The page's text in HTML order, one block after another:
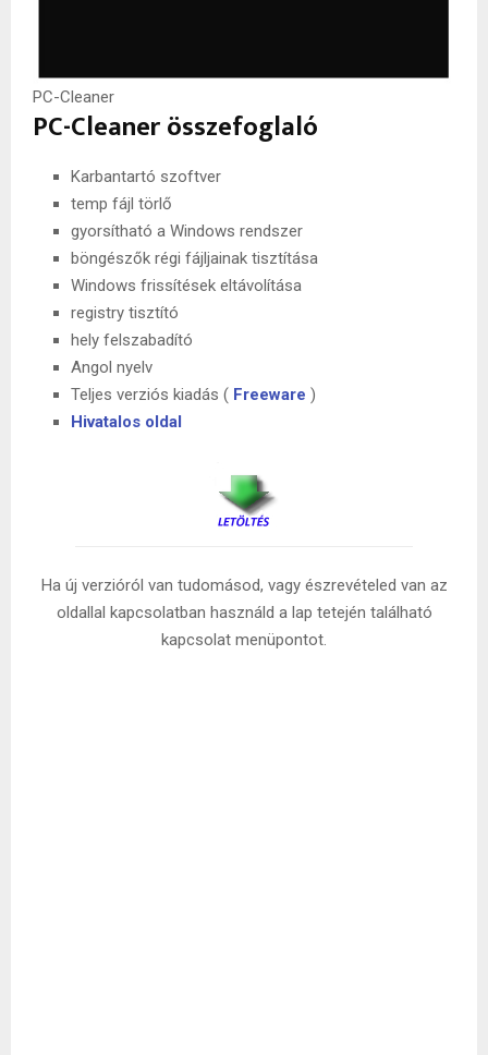
PC-Cleaner
PC-Cleaner összefoglaló
Karbantartó szoftver
temp fájl törlő
gyorsítható a Windows rendszer
böngészők régi fájljainak tisztítása
Windows frissítések eltávolítása
registry tisztító
hely felszabadító
Angol nyelv
Teljes verziós kiadás ( Freeware )
Hivatalos oldal
Ha új verzióról van tudomásod, vagy észrevételed van az
oldallal kapcsolatban használd a lap tetején található
kapcsolat menüpontot.